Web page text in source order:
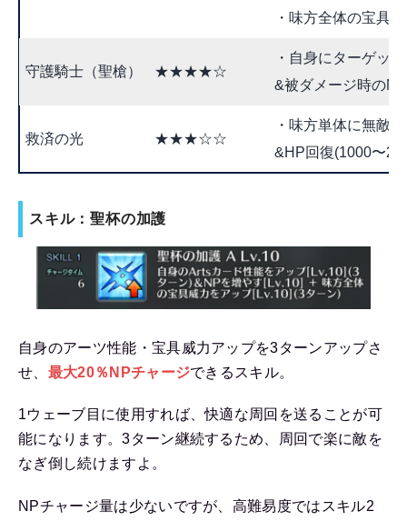
・味方全体の宝具
守護騎士（聖槍） ★★★★☆
・自身にターゲッ
&被ダメージ時の
救済の光 ★★★☆☆
・味方単体に無敵
&HP回復(1000〜
スキル：聖杯の加護
自身のアーツ性能・宝具威力アップを3ターンアップさ
せ、 最大20％NPチャージできるスキル。
1ウェーブ目に使用すれば、快適な周回を送ることが可
能になります。3ターン継続するため、周回で楽に敵を
なぎ倒し続けますよ。
NPチャージ量は少ないですが、高難易度ではスキル2